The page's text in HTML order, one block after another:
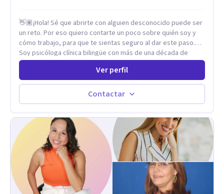
👋🏽¡Hola! Sé que abrirte con alguien desconocido puede ser
un reto. Por eso quiero contarte un poco sobre quién soy y
cómo trabajo, para que te sientas seguro al dar este paso.
Soy psicóloga clínica bilingüe con más de una década de
experiencia. He dictado conferencias, escrito artículos y
ejercido como profesora universitaria. Un dato curioso: he
vivido en varios países y conozco de primera mano lo que
significa ser migrante, adaptarse a los cambios y empezar de
nuevo.
Ver perfil
Contactar